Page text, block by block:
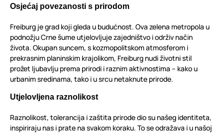
Osjećaj povezanosti s prirodom
Freiburg je grad koji gleda u budućnost. Ova zelena metropola u
podnožju Crne šume utjelovljuje zajedništvo i održiv način
života. Okupan suncem, s kozmopolitskom atmosferom i
prekrasnim planinskim krajolikom, Freiburg nudi životni stil
prožet ljubavlju prema prirodi i raznim aktivnostima – kako u
urbanim sredinama, tako i u srcu netaknute prirode.
Utjelovljena raznolikost
Raznolikost, tolerancija i zaštita prirode dio su našeg identiteta,
inspiriraju nas i prate na svakom koraku. To se odražava i u našoj